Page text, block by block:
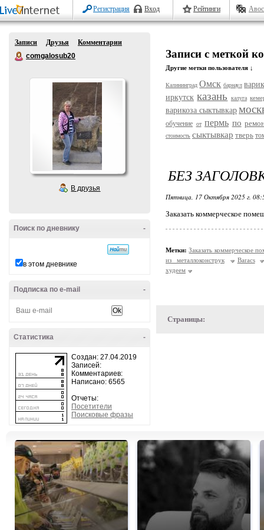
Регистрация Вход Рейтинги
Записи Друзья
Комментарии
comgalosub20
В друзья
-
Поиск по дневнику
в этом дневнике
-
Подписка по e-mail
-
Статистика
Создан: 27.04.2019
Записей:
Комментариев:
Написано: 6565
Отчеты:
Посетители
Поисковые фразы
Записи с меткой
Другие метки пользователя ↓
Калининград Омск барнаул
иркутск казань калуга
варикоза сыктывкар
обучение от пермь по
стоимость сыктывкар тверь
БЕЗ
Пятница, 17 Октября 2025 г.
Заказать коммерческое
Метки: Заказать коммерческое
из металлоконструк
Baracs
худеем
Страницы: